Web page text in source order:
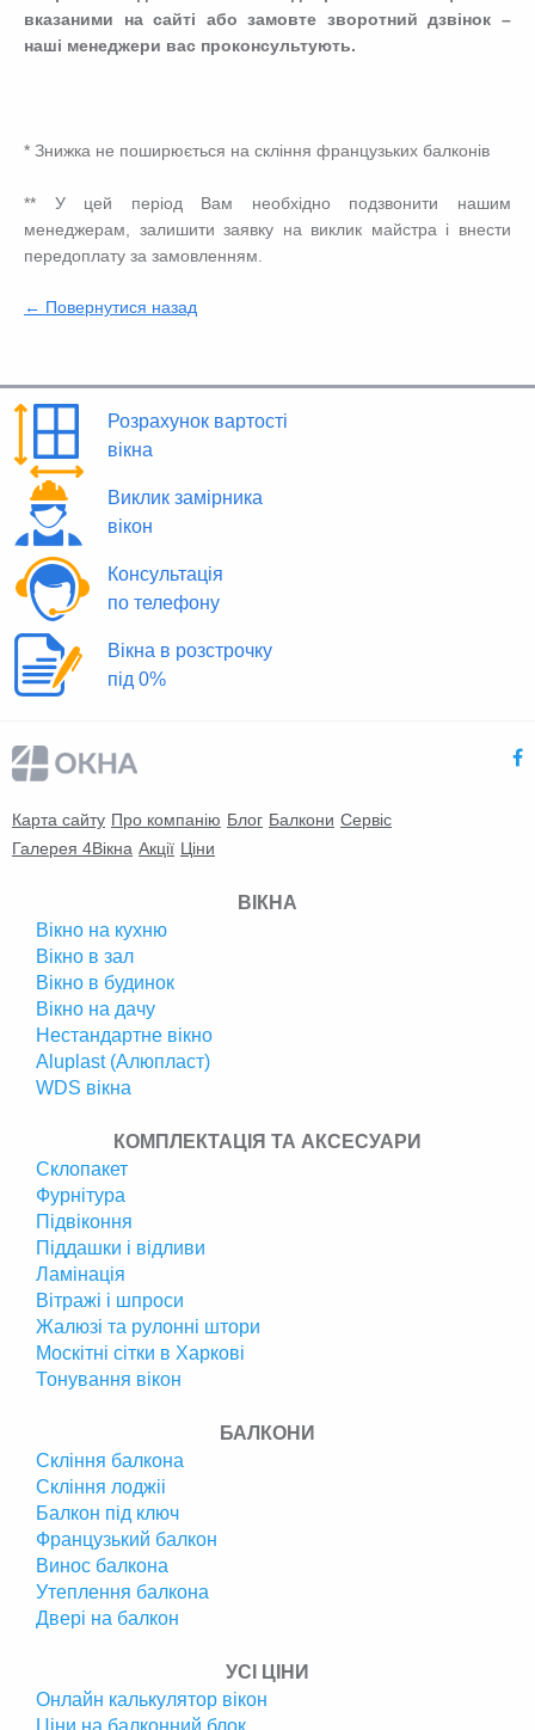
вказаними на сайті або замовте зворотний дзвінок –
наші менеджери вас проконсультують.
* Знижка не поширюється на скління французьких балконів
** У цей період Вам необхідно подзвонити нашим
менеджерам, залишити заявку на виклик майстра і внести
передоплату за замовленням.
← Повернутися назад
Розрахунок вартості
вікна
Виклик замірника
вікон
Консультація
по телефону
Вікна в розстрочку
під 0%
Карта сайту Про компанію Блог Балкони Сервіс
Галерея 4Вікна Акції Ціни
ВІКНА
Вікно на кухню
Вікно в зал
Вікно в будинок
Вікно на дачу
Нестандартне вікно
Аluplast (Алюпласт)
WDS вікна
КОМПЛЕКТАЦІЯ ТА АКСЕСУАРИ
Склопакет
Фурнітура
Підвіконня
Піддашки і відливи
Ламінація
Вітражі і шпроси
Жалюзі та рулонні штори
Москітні сітки в Харкові
Тонування вікон
БАЛКОНИ
Скління балкона
Скління лоджіі
Балкон під ключ
Французький балкон
Винос балкона
Утеплення балкона
Двері на балкон
УСІ ЦІНИ
Онлайн калькулятор вікон
Ціни на балконний блок